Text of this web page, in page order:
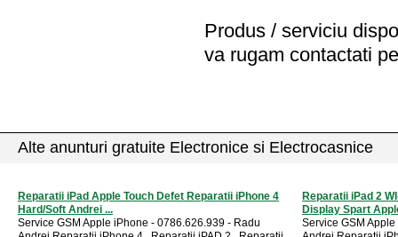
Produs / serviciu
va rugam contactati
Alte anunturi gratuite Electronice si Electrocasnice
Reparatii iPad Apple Touch Defet Reparatii iPhone 4
Hard/Soft Andrei ...
Service GSM Apple iPhone - 0786.626.939 - Radu
Reparatii iPad 2
Display Spart
Service GSM